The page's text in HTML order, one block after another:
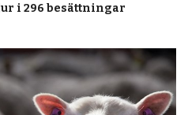
i 296 besättningar